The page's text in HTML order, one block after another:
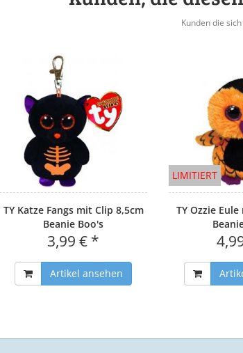
Kunden die
TY Katze Fangs mit Clip 8,5cm
Beanie Boo's
3,99 € *
Artikel ansehen
LIMITIERT
TY Ozzie